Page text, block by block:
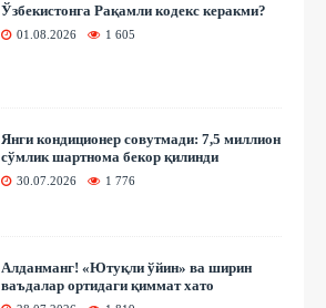
Ўзбекистонга Рақамли кодекс керакми?
01.08.2026 1 605
Янги кондиционер совутмади: 7,5 миллион
сўмлик шартнома бекор қилинди
30.07.2026 1 776
Алданманг! «Ютуқли ўйин» ва ширин
ваъдалар ортидаги қиммат хато